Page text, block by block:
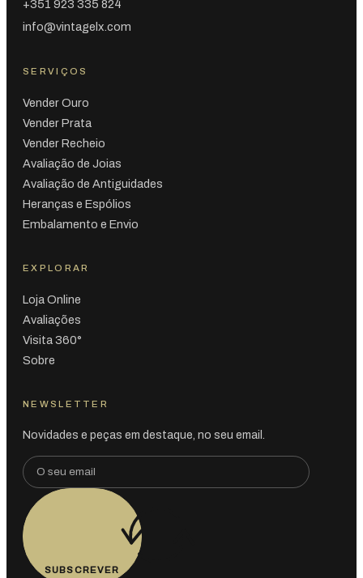
+351 923 335 824
info@vintagelx.com
SERVIÇOS
Vender Ouro
Vender Prata
Vender Recheio
Avaliação de Joias
Avaliação de Antiguidades
Heranças e Espólios
Embalamento e Envio
EXPLORAR
Loja Online
Avaliações
Visita 360°
Sobre
NEWSLETTER
Novidades e peças em destaque, no seu email.
SUBSCREVER